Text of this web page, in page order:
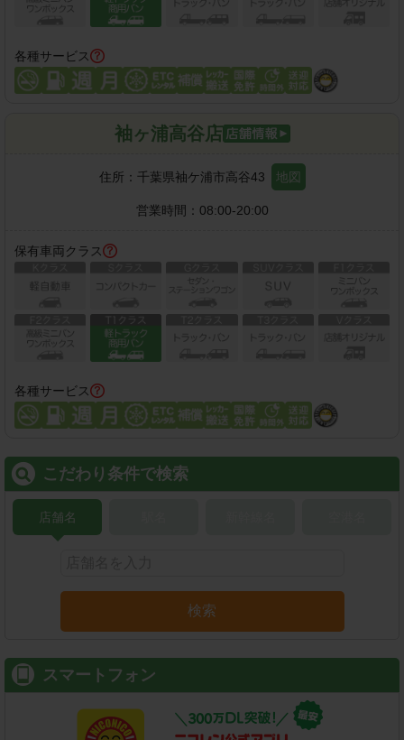
各種サービス
袖ヶ浦高谷店
住所： 千葉県袖ケ浦市高谷43 地図
営業時間： 08:00-20:00
保有車両クラス
各種サービス
こだわり条件で検索
店舗名
検索
スマートフォン